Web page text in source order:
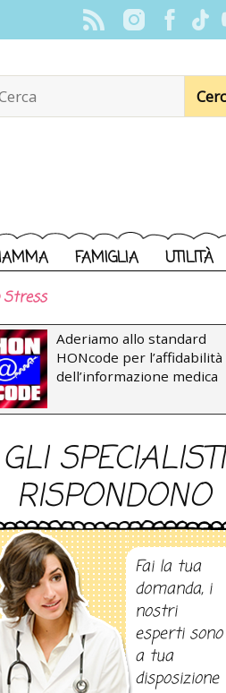
FAMIGLIA UTILITÀ
Aderiamo allo standard
HONcode per l’affidabilità
dell’informazione medica
GLI SPECIALISTI
RISPONDONO
Fai la tua
domanda, i
nostri
esperti sono
a tua
disposizione